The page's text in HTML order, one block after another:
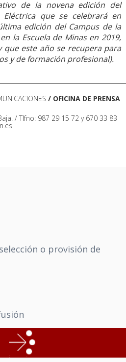
de la novena edición del
Eléctrica que se celebrará en
edición del Campus de la
la Escuela de Minas en 2019,
que este año se recupera para
y de formación profesional).
/ OFICINA DE PRENSA
/ Tlfno: 987 29 15 72 y 670 33 83
o provisión de